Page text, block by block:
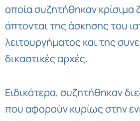
οποία συζητήθηκαν κρίσιμα
άπτονται της άσκησης του
λειτουργήματος και της
δικαστικές αρχές.
Ειδικότερα, συζητήθηκαν
που αφορούν κυρίως στην